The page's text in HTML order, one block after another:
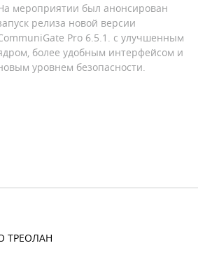
мероприятии был анонсирован
релиза новой версии
Pro 6.5.1. c улучшенным
более удобным интерфейсом и
уровнем безопасности.
ТРЕОЛАН